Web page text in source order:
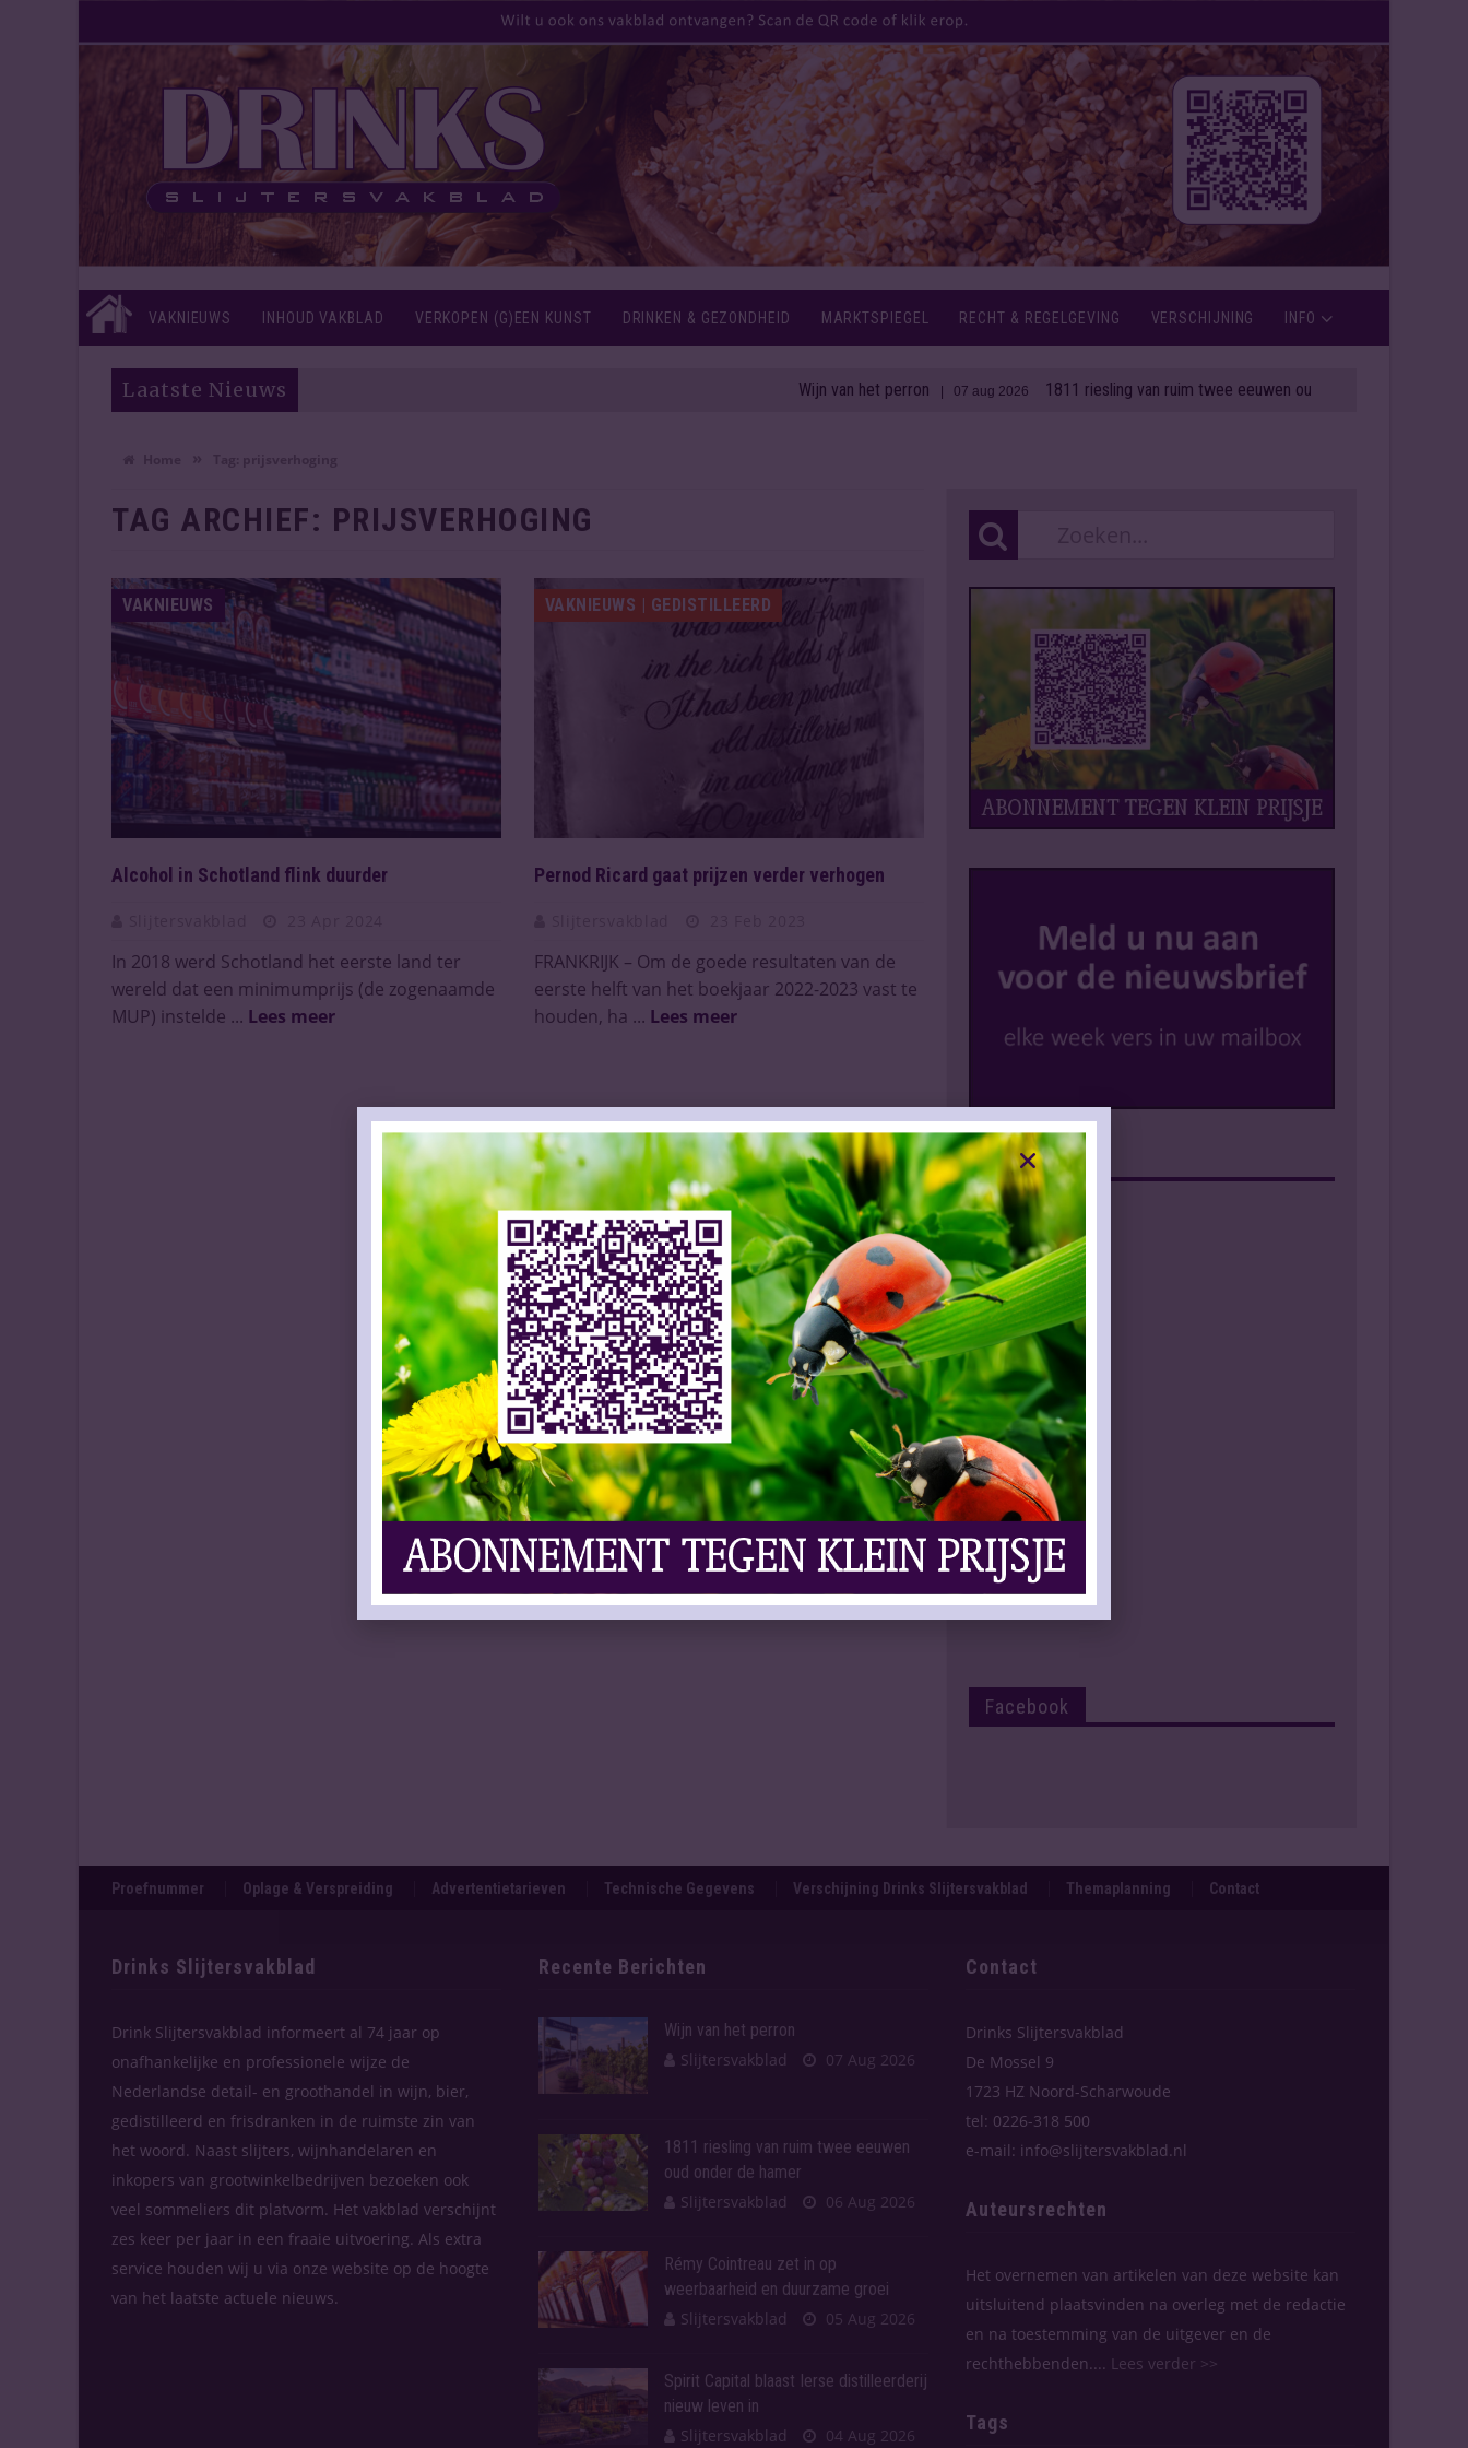
VAKNIEUWS INHOUD VAKBLAD VERKOPEN (G)EEN KUNST DRINKEN & GEZONDHEID MARKTSPIEGEL RECHT & REGELGEVING VERSCHIJNING INFO
Laatste Nieuws Wijn van het perron| 07 aug 2026 1811 riesling van ruim twee eeuwen oud onder de hamer
TAG ARCHIEF: PRIJSVERHOGING
VAKNIEUWS
Alcohol in Schotland flink duurder
In 2018 werd Schotland het eerste land ter
wereld dat een minimumprijs (de zogenaamde
MUP) instelde ... Lees meer
VAKNIEUWS | GEDISTILLEERD
Pernod Ricard gaat prijzen verder verhogen
FRANKRIJK – Om de goede resultaten van de
eerste helft van het boekjaar 2022-2023 vast te
houden, ha ... Lees meer
Instagram
Facebook
Proefnummer Oplage & Verspreiding Advertentietarieven Technische Gegevens Verschijning Drinks Slijtersvakblad Themaplanning Contact
Drinks Slijtersvakblad
Drink Slijtersvakblad informeert al 74 jaar op
onafhankelijke en professionele wijze de
Nederlandse detail- en groothandel in wijn, bier,
gedistilleerd en frisdranken in de ruimste zin van
het woord. Naast slijters, wijnhandelaren en
inkopers van grootwinkelbedrijven bezoeken ook
veel sommeliers dit platvorm. Het vakblad verschijnt
zes keer per jaar in een fraaie uitvoering. Als extra
service houden wij u via onze website op de hoogte
van het laatste actuele nieuws.
Recente Berichten
Wijn van het perron
Slijtersvakblad
07 Aug 2026
1811 riesling van ruim twee eeuwen
oud onder de hamer
Slijtersvakblad
06 Aug 2026
Rémy Cointreau zet in op
weerbaarheid en duurzame groei
Slijtersvakblad
05 Aug 2026
Spirit Capital blaast Ierse distilleerderij
nieuw leven in
Slijtersvakblad
04 Aug 2026
Contact
Drinks Slijtersvakblad
De Mossel 9
1723 HZ Noord-Scharwoude
tel: 0226-318 500
e-mail: info@slijtersvakblad.nl
Auteursrechten
Het overnemen van artikelen van deze website kan
uitsluitend plaatsvinden na overleg met de redactie
en na toestemming van de uitgever en de
rechthebbenden.... Lees verder >>
Tags